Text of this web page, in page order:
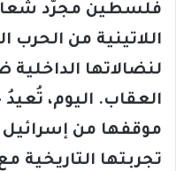
فلسطين مجرّد شعارٍ
اللاتينية من الحرب
لنضالاتها
العقاب. اليوم،
موقفها من
تجربتها التاريخية